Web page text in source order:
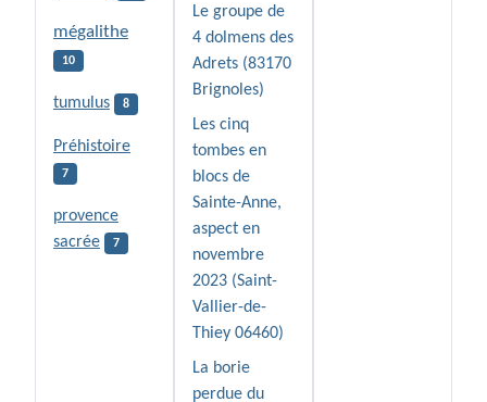
mégalithe
10
tumulus 8
Préhistoire
7
provence
sacrée
7
Le groupe de
4 dolmens des
Adrets (83170
Brignoles)
Les cinq
tombes en
blocs de
Sainte-Anne,
aspect en
novembre
2023 (Saint-
Vallier-de-
Thiey 06460)
La borie
perdue du